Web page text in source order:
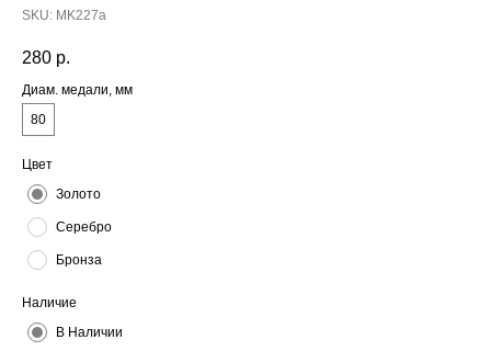
SKU: MK227a
280 р.
Диам. медали, мм
80
Цвет
Золото
Серебро
Бронза
Наличие
В Наличии